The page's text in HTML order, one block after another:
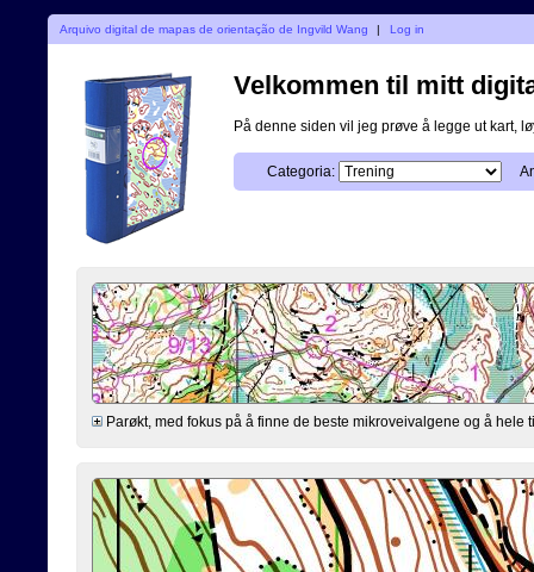
Arquivo digital de mapas de orientação de Ingvild Wang | Log in
Velkommen til mitt
På denne siden vil jeg prøve å legge ut kart,
Categoria:
Parøkt, med fokus på å finne de beste mikroveivalgene og å